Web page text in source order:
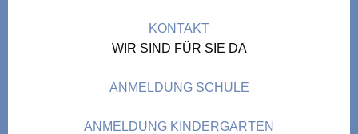
KONTAKT
WIR SIND FÜR SIE DA
ANMELDUNG SCHULE
ANMELDUNG KINDERGARTEN